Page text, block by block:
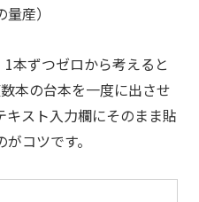
産）
本ずつゼロから考えると
本の台本を一度に出させ
キスト入力欄にそのまま貼
コツです。